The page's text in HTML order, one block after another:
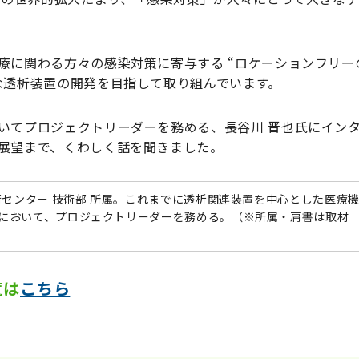
に関わる方々の感染対策に寄与する “ロケーションフリー
析装置の開発を目指して取り組んでいます。
てプロジェクトリーダーを務める、長谷川 晋也氏にイン
まで、くわしく話を聞きました。
ンター 技術部 所属。これまでに透析関連装置を中心とした医療機
おいて、プロジェクトリーダーを務める。（※所属・肩書は取材
こちら